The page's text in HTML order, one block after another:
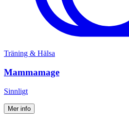
Träning & Hälsa
Mammamage
Sinnligt
Mer info